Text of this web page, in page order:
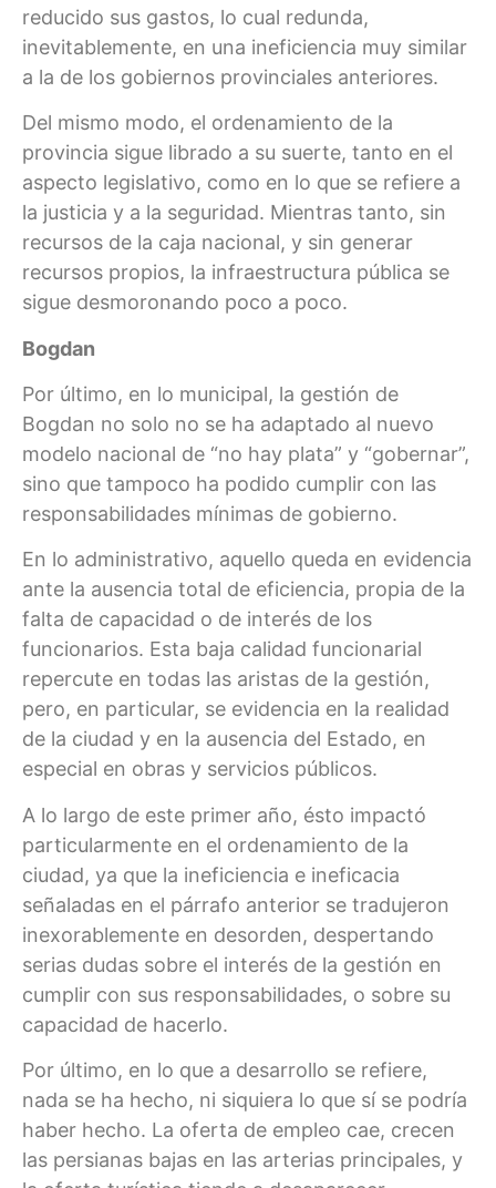
reducido sus gastos, lo cual redunda,
inevitablemente, en una ineficiencia muy similar
a la de los gobiernos provinciales anteriores.
Del mismo modo, el ordenamiento de la
provincia sigue librado a su suerte, tanto en el
aspecto legislativo, como en lo que se refiere a
la justicia y a la seguridad. Mientras tanto, sin
recursos de la caja nacional, y sin generar
recursos propios, la infraestructura pública se
sigue desmoronando poco a poco.
Bogdan
Por último, en lo municipal, la gestión de
Bogdan no solo no se ha adaptado al nuevo
modelo nacional de “no hay plata” y “gobernar”,
sino que tampoco ha podido cumplir con las
responsabilidades mínimas de gobierno.
En lo administrativo, aquello queda en evidencia
ante la ausencia total de eficiencia, propia de la
falta de capacidad o de interés de los
funcionarios. Esta baja calidad funcionarial
repercute en todas las aristas de la gestión,
pero, en particular, se evidencia en la realidad
de la ciudad y en la ausencia del Estado, en
especial en obras y servicios públicos.
A lo largo de este primer año, ésto impactó
particularmente en el ordenamiento de la
ciudad, ya que la ineficiencia e ineficacia
señaladas en el párrafo anterior se tradujeron
inexorablemente en desorden, despertando
serias dudas sobre el interés de la gestión en
cumplir con sus responsabilidades, o sobre su
capacidad de hacerlo.
Por último, en lo que a desarrollo se refiere,
nada se ha hecho, ni siquiera lo que sí se podría
haber hecho. La oferta de empleo cae, crecen
las persianas bajas en las arterias principales, y